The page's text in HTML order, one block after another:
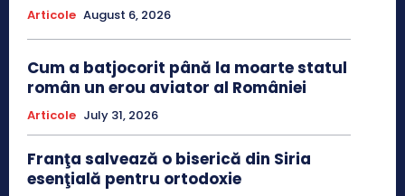
Articole August 6, 2026
Cum a batjocorit până la moarte statul
român un erou aviator al României
Articole July 31, 2026
Franţa salvează o biserică din Siria
esenţială pentru ortodoxie